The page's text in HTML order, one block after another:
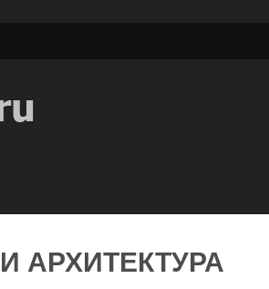
АРХИТЕКТУРА